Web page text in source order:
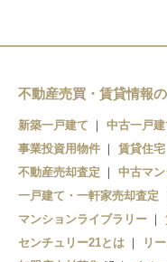
不動産売買・賃貸情報
新築一戸建て 中古一戸建
事業投資用物件
賃貸住宅
不動産売却査定
中古マ
一戸建て・一軒家売却査定
マンションライブラリー
センチュリー21とは
リ